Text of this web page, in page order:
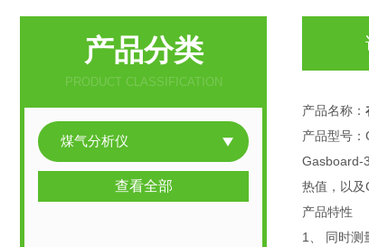
产品分类
PRODUCT CLASSIFICATION
煤气分析仪
查看全部
产品名称：
产品型号
Gasboard-
热值，以及
产品特
1、 同时测